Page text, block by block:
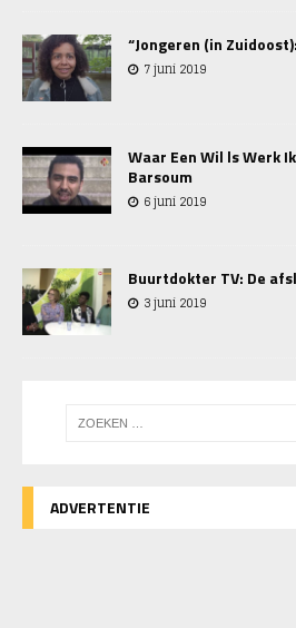
“Jongeren (in
7 juni 2019
Waar Een Wil ls Werk
Barsoum
6 juni 2019
Buurtdokter TV: De
3 juni 2019
ADVERTENTIE